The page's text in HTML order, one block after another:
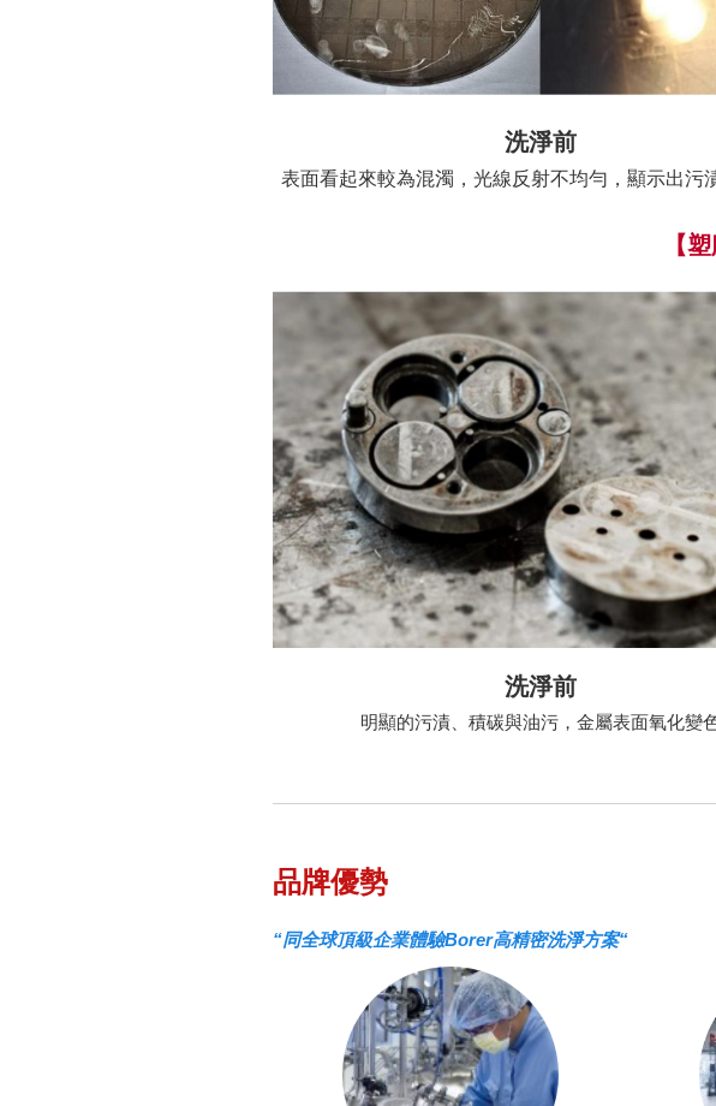
洗淨前
表面看起來較為混濁，光線反射不均勻，顯示出污
【
洗淨前
明顯的污漬、積碳與油污，金屬表面氧化變
品牌優勢
“同全球頂級企業體驗Borer高精密洗淨方案“